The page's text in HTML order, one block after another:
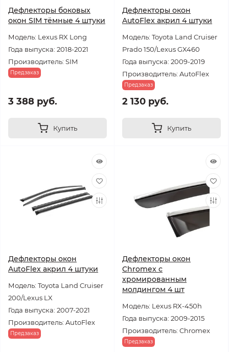
Дефлекторы боковых
окон SIM тёмные 4 штуки
Модель: Lexus RX Long
Года выпуска: 2018-2021
Производитель: SIM
Предзаказ
3 388 руб.
Купить
Дефлекторы окон
AutoFlex акрил 4 штуки
Модель: Toyota Land Cruiser
Prado 150/Lexus GX460
Года выпуска: 2009-2019
Производитель: AutoFlex
Предзаказ
2 130 руб.
Купить
Дефлекторы окон
AutoFlex акрил 4 штуки
Модель: Toyota Land Cruiser
200/Lexus LX
Года выпуска: 2007-2021
Производитель: AutoFlex
Предзаказ
Дефлекторы окон
Chromex с
хромированным
молдингом 4 шт
Модель: Lexus RX-450h
Года выпуска: 2009-2015
Производитель: Chromex
Предзаказ